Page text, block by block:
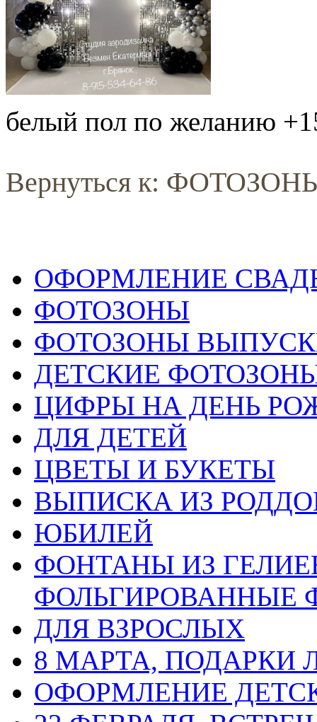
белый пол по желанию
Вернуться к:
ОФОРМЛЕНИЕ
ФОТОЗОНЫ
ФОТОЗОНЫ
ДЕТСКИЕ
ЦИФРЫ НА ДЕНЬ
ДЛЯ ДЕТЕЙ
ЦВЕТЫ И БУКЕТЫ
ВЫПИСКА ИЗ
ЮБИЛЕЙ
ФОНТАНЫ ИЗ
ФОЛЬГИРОВАННЫЕ
ДЛЯ ВЗРОСЛЫХ
8 МАРТА,
ОФОРМЛЕНИЕ